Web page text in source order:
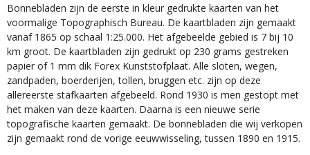
Bonnebladen zijn de eerste in kleur gedrukte kaarten van het
voormalige Topographisch Bureau. De kaartbladen zijn gemaakt
vanaf 1865 op schaal 1:25.000. Het afgebeelde gebied is 7 bij 10
km groot. De kaartbladen zijn gedrukt op 230 grams gestreken
papier of 1 mm dik Forex Kunststofplaat. Alle sloten, wegen,
zandpaden, boerderijen, tollen, bruggen etc. zijn op deze
allereerste stafkaarten afgebeeld. Rond 1930 is men gestopt met
het maken van deze kaarten. Daarna is een nieuwe serie
topografische kaarten gemaakt. De bonnebladen die wij verkopen
zijn gemaakt rond de vorige eeuwwisseling, tussen 1890 en 1915.